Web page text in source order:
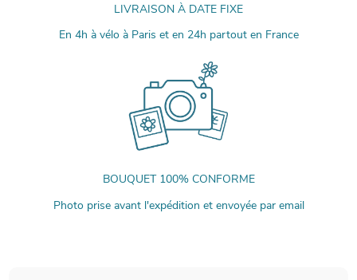
LIVRAISON À DATE FIXE
En 4h à vélo à Paris et en 24h partout en France
BOUQUET 100% CONFORME
Photo prise avant l'expédition et envoyée par email